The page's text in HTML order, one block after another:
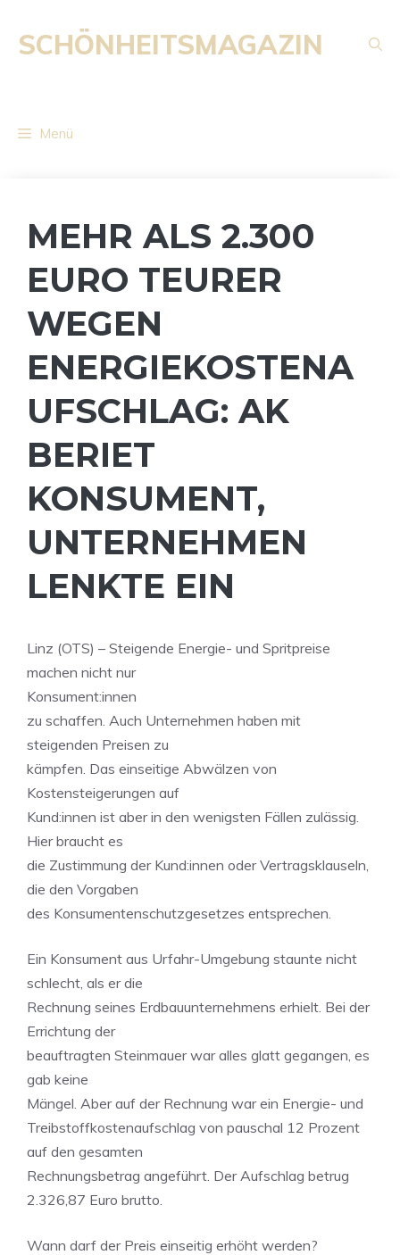
Inhalt
springen
SCHÖNHEITSMAGAZIN
Menü
MEHR ALS 2.300
EURO TEURER
WEGEN
ENERGIEKOSTENA
UFSCHLAG: AK
BERIET
KONSUMENT,
UNTERNEHMEN
LENKTE EIN
Linz (OTS) – Steigende Energie- und Spritpreise
machen nicht nur
Konsument:innen
zu schaffen. Auch Unternehmen haben mit
steigenden Preisen zu
kämpfen. Das einseitige Abwälzen von
Kostensteigerungen auf
Kund:innen ist aber in den wenigsten Fällen zulässig.
Hier braucht es
die Zustimmung der Kund:innen oder Vertragsklauseln,
die den Vorgaben
des Konsumentenschutzgesetzes entsprechen.
Ein Konsument aus Urfahr-Umgebung staunte nicht
schlecht, als er die
Rechnung seines Erdbauunternehmens erhielt. Bei der
Errichtung der
beauftragten Steinmauer war alles glatt gegangen, es
gab keine
Mängel. Aber auf der Rechnung war ein Energie- und
Treibstoffkostenaufschlag von pauschal 12 Prozent
auf den gesamten
Rechnungsbetrag angeführt. Der Aufschlag betrug
2.326,87 Euro brutto.
Wann darf der Preis einseitig erhöht werden?